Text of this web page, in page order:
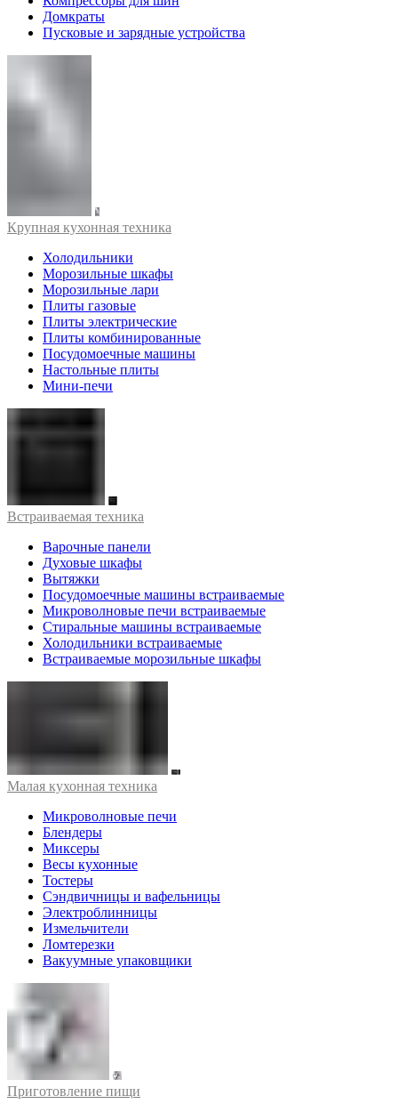
Домкраты
Пусковые и зарядные устройства
Крупная кухонная техника
Холодильники
Морозильные шкафы
Морозильные лари
Плиты газовые
Плиты электрические
Плиты комбинированные
Посудомоечные машины
Настольные плиты
Мини-печи
Встраиваемая техника
Варочные панели
Духовые шкафы
Вытяжки
Посудомоечные машины встраиваемые
Микроволновые печи встраиваемые
Стиральные машины встраиваемые
Холодильники встраиваемые
Встраиваемые морозильные шкафы
Малая кухонная техника
Микроволновые печи
Блендеры
Миксеры
Весы кухонные
Тостеры
Сэндвичницы и вафельницы
Электроблинницы
Измельчители
Ломтерезки
Вакуумные упаковщики
Приготовление пищи